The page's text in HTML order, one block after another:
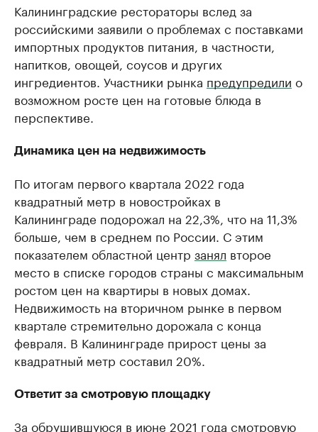
Калининградские рестораторы вслед за
российскими заявили о проблемах с поставками
импортных продуктов питания, в частности,
напитков, овощей, соусов и других
ингредиентов. Участники рынка предупредили о
возможном росте цен на готовые блюда в
перспективе.
Динамика цен на недвижимость
По итогам первого квартала 2022 года
квадратный метр в новостройках в
Калининграде подорожал на 22,3%, что на 11,3%
больше, чем в среднем по России. С этим
показателем областной центр занял второе
место в списке городов страны с максимальным
ростом цен на квартиры в новых домах.
Недвижимость на вторичном рынке в первом
квартале стремительно дорожала с конца
февраля. В Калининграде прирост цены за
квадратный метр составил 20%.
Ответит за смотровую площадку
За обрушившуюся в июне 2021 года смотровую